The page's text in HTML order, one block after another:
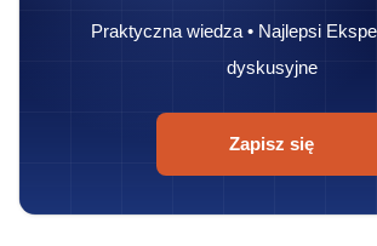
Praktyczna wiedza • Najlepsi
dyskusyjne
Zapisz się